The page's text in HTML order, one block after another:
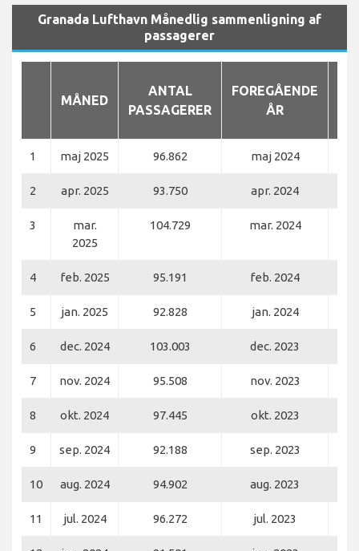
Granada Lufthavn Månedlig sammenligning af
passagerer
MÅNED
ANTAL
PASSAGERER
FOREGÅENDE
ÅR
1 maj 2025 96.862 maj 2024
2 apr. 2025 93.750 apr. 2024
3
mar.
2025
104.729 mar. 2024
4 feb. 2025 95.191 feb. 2024
5 jan. 2025 92.828 jan. 2024
6 dec. 2024 103.003 dec. 2023
7 nov. 2024 95.508 nov. 2023
8 okt. 2024 97.445 okt. 2023
9 sep. 2024 92.188 sep. 2023
10 aug. 2024 94.902 aug. 2023
11 jul. 2024 96.272 jul. 2023